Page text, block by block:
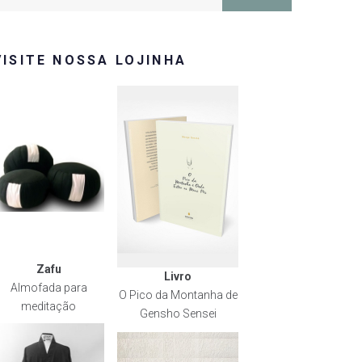
NOSSA LOJINHA
Zafu
Almofada para
meditação
Livro
O Pico da Montanha de
Gensho Sensei